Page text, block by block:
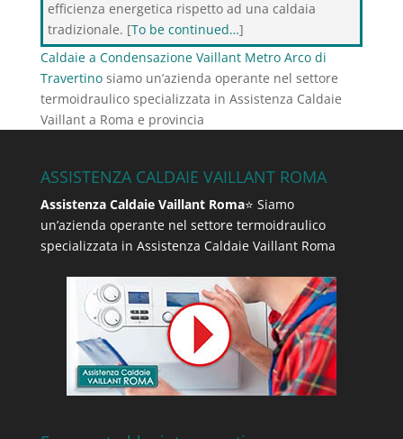
efficienza energetica rispetto ad una caldaia
tradizionale. [To be continued…]
Caldaie a Condensazione Vaillant Metro Arco di
Travertinosiamo un’azienda operante nel settore
termoidraulico specializzata in Assistenza Caldaie
Vaillant a Roma e provincia
ASSISTENZA CALDAIE VAILLANT ROMA
Assistenza Caldaie Vaillant Roma⭐ Siamo
un’azienda operante nel settore termoidraulico
specializzata in Assistenza Caldaie Vaillant Roma